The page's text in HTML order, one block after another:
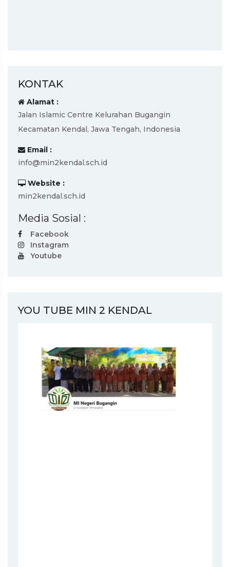
KONTAK
Alamat :
Jalan Islamic Centre Kelurahan Bugangin
Kecamatan Kendal, Jawa Tengah, Indonesia
Email :
info@min2kendal.sch.id
Website :
min2kendal.sch.id
Media Sosial :
Facebook
Instagram
Youtube
YOU TUBE MIN 2 KENDAL